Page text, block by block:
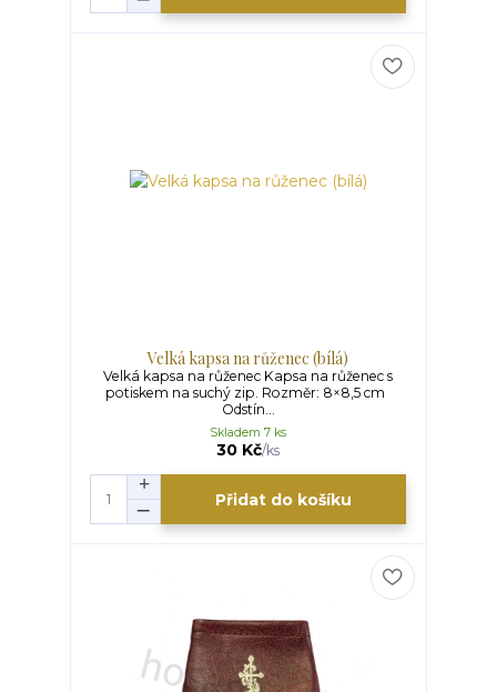
Velká kapsa na růženec (bílá)
Velká kapsa na růženec Kapsa na růženec s
potiskem na suchý zip. Rozměr: 8×8,5 cm
Odstín...
30 Kč/ks
Skladem 7 ks
Přidat do košíku